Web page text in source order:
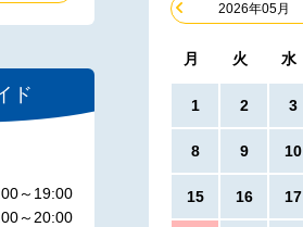
ド
～19:00
～20:00
2026年05月
月 火 水
1 2 3
8 9 10
15 16 17